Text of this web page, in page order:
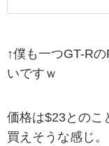
↑僕も一つGT-R
いですｗ
価格は$23とのこ
買えそうな感じ。